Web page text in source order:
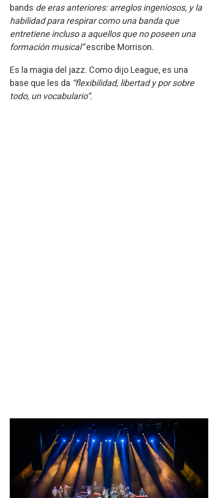
bands de eras anteriores: arreglos ingeniosos, y la
habilidad para respirar como una banda que
entretiene incluso a aquellos que no poseen una
formación musical”escribe Morrison.
Es la magia del jazz. Como dijo League, es una
base que les da “flexibilidad, libertad y por sobre
todo, un vocabulario”.